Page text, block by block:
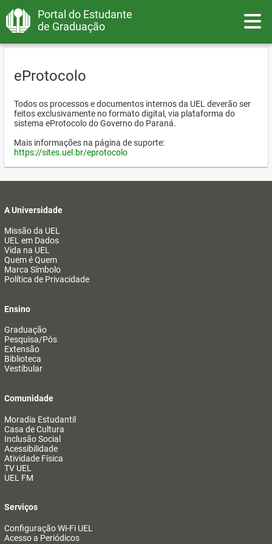
Portal do Estudante
de Graduação
eProtocolo
Todos os processos e documentos internos da UEL deverão ser
feitos exclusivamente no formato digital, via plataforma do
sistema eProtocolo do Governo do Paraná.
Mais informações na página de suporte:
https://sites.uel.br/eprotocolo
A Universidade
Missão da UEL
UEL em Dados
Vida na UEL
Quem é Quem
Marca Símbolo
Política de Privacidade
Ensino
Graduação
Pesquisa/Pós
Extensão
Biblioteca
Vestibular
Comunidade
Moradia Estudantil
Casa de Cultura
Inclusão Social
Acessibilidade
Atividade Física
TV UEL
UEL FM
Serviços
Configuração Wi-Fi UEL
Acesso a Periódicos